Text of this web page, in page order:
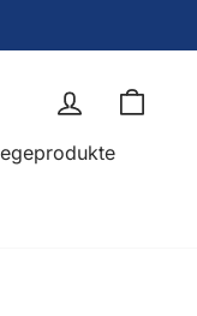
Einloggen